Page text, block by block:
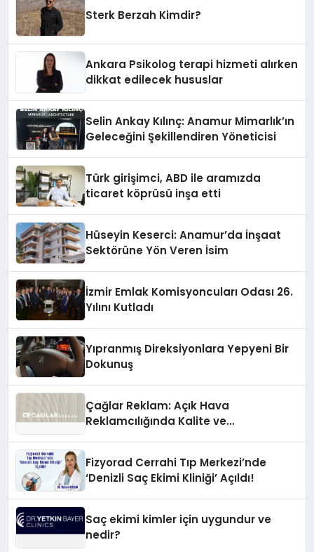
Sterk Berzah Kimdir?
Ankara Psikolog terapi hizmeti alırken
dikkat edilecek hususlar
Selin Ankay Kılınç: Anamur Mimarlık’ın
Geleceğini Şekillendiren Yöneticisi
Türk girişimci, ABD ile aramızda
ticaret köprüsü inşa etti
Hüseyin Keserci: Anamur’da İnşaat
Sektörüne Yön Veren İsim
İzmir Emlak Komisyoncuları Odası 26.
Yılını Kutladı
Yıpranmış Direksiyonlara Yepyeni Bir
Dokunuş
Çağlar Reklam: Açık Hava
Reklamcılığında Kalite ve
Fizyorad Cerrahi Tıp Merkezi’nde
‘Denizli Saç Ekimi Kliniği’ Açıldı!
Saç ekimi kimler için uygundur ve
nedir?